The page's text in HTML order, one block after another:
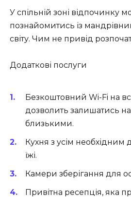
У спільній зоні відпочинку
познайомитись із
світу. Чим не привід
Додаткові послуги
Безкоштовний Wi-Fi на
дозволить залишатись на
близькими.
Кухня з усім необхідним
їжі.
Камери зберігання для
Привітна ресепція, яка